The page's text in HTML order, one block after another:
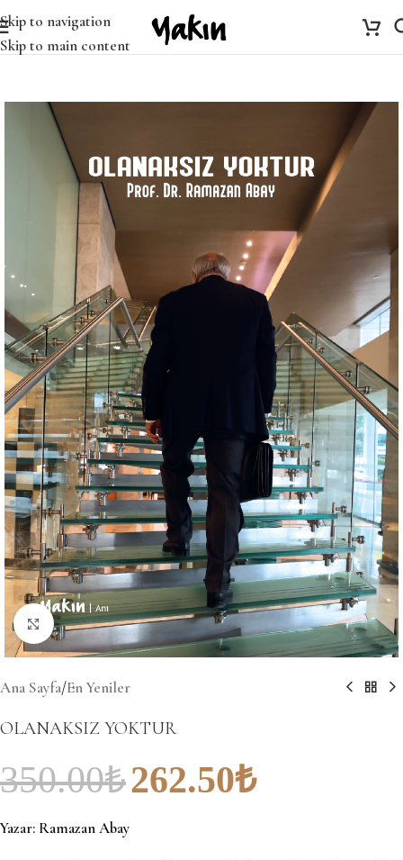
Skip to navigation
Skip to main content
Büyütmek için tıklayın
Ana Sayfa/En Yeniler
OLANAKSIZ YOKTUR
350.00₺262.50₺
Yazar: Ramazan Abay